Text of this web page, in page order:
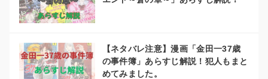
【ネタバレ注意】漫画「金田一37歳
の事件簿」あらすじ解説！犯人もまと
めてみました。